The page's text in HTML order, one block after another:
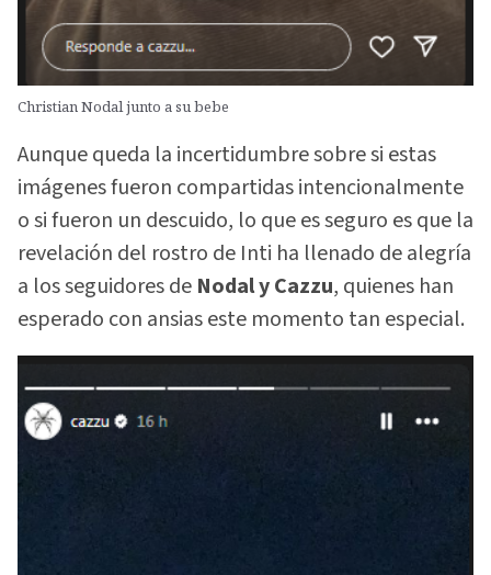
Christian Nodal junto a su bebe
Aunque queda la incertidumbre sobre si estas
imágenes fueron compartidas intencionalmente
o si fueron un descuido, lo que es seguro es que la
revelación del rostro de Inti ha llenado de alegría
a los seguidores de Nodal y Cazzu, quienes han
esperado con ansias este momento tan especial.